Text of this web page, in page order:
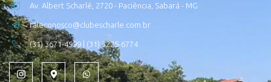
Av. Albert Scharlé, 2720 - Paciência, Sabará - MG
faleconosco@clubescharle.com.br
(31) 3671-4999 | (31) 3225-6774